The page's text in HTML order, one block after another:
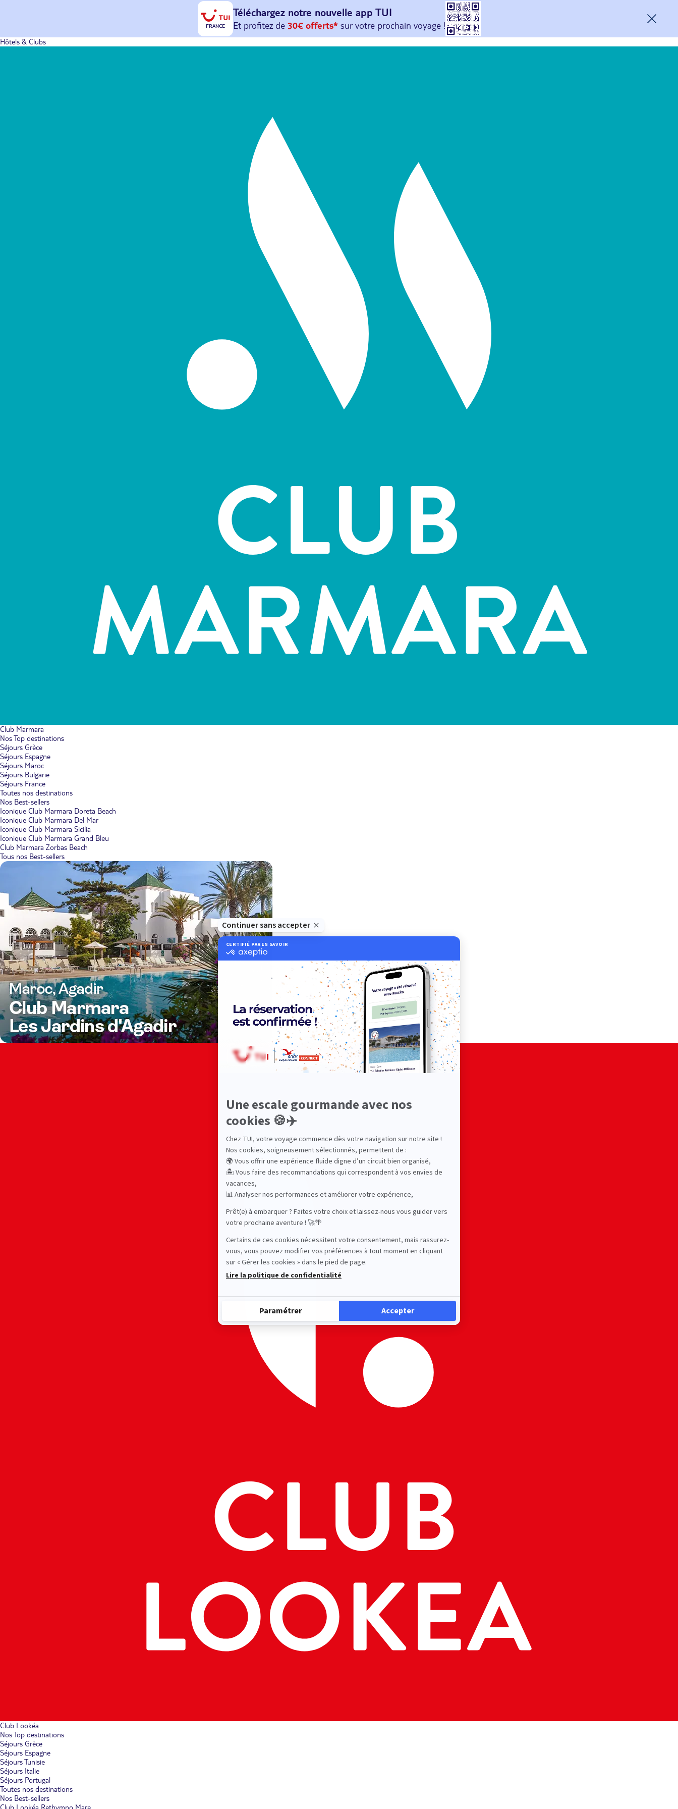
FRANCE
Téléchargez notre nouvelle app TUI
Et profitez de 30€ offerts*sur votreprochain
avec le code : HAPPYAPP
Hôtels & Clubs
Club Marmara
Nos Top destinations
Séjours Grèce
Séjours Espagne
Séjours Maroc
Séjours Bulgarie
Séjours France
Toutes nos destinations
Nos Best-sellers
Iconique Club Marmara Doreta Beach
Iconique Club Marmara Del Mar
Iconique Club Marmara Sicilia
Iconique Club Marmara Grand Bleu
Club Marmara Zorbas Beach
Tous nos Best-sellers
Club Lookéa
Nos Top destinations
Séjours Grèce
Séjours Espagne
Séjours Tunisie
Séjours Italie
Séjours Portugal
Toutes nos destinations
Nos Best-sellers